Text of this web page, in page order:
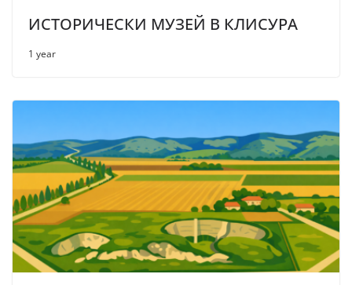
ИСТОРИЧЕСКИ МУЗЕЙ В КЛИСУРА
1 year